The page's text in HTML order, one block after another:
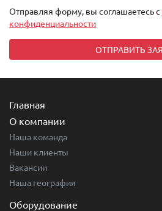
Отправляя форму, вы соглашаетесь с
конфиденциальности
Главная
О компании
Наша команда
Наши клиенты
Вакансии
Наша география
Оборудование